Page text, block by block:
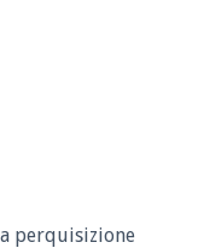
perquisizione